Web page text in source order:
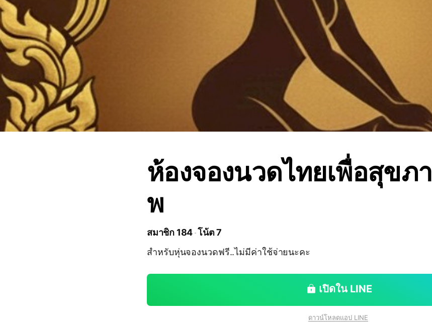
ห้องจองนวดไทยเพื่อสุขภา
พ
สมาชิก 184 โน้ต 7
สำหรับหุ่นจองนวดฟรี..ไม่มีค่าใช้จ่ายนะคะ
เปิดใน LINE
ดาวน์โหลดแอป LINE